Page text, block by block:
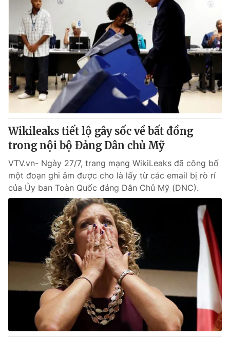
® Cấm sao chép dưới mọi hình thức nếu không có sự chấp
thuận bằng văn bản. Ghi rõ nguồn VTV.vn khi phát hành lại
thông tin từ website này.
Wikileaks tiết lộ gây sốc về bất đồng
trong nội bộ Đảng Dân chủ Mỹ
VTV.vn- Ngày 27/7, trang mạng WikiLeaks đã công bố
một đoạn ghi âm được cho là lấy từ các email bị rò rỉ
của Ủy ban Toàn Quốc đảng Dân Chủ Mỹ (DNC).